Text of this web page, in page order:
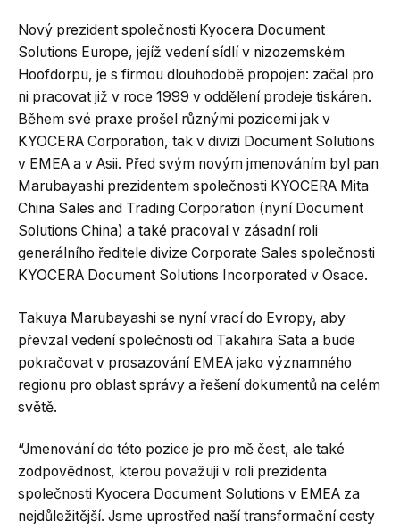
Nový prezident společnosti Kyocera Document
Solutions Europe, jejíž vedení sídlí v nizozemském
Hoofdorpu, je s firmou dlouhodobě propojen: začal pro
ni pracovat již v roce 1999 v oddělení prodeje tiskáren.
Během své praxe prošel různými pozicemi jak v
KYOCERA Corporation, tak v divizi Document Solutions
v EMEA a v Asii. Před svým novým jmenováním byl pan
Marubayashi prezidentem společnosti KYOCERA Mita
China Sales and Trading Corporation (nyní Document
Solutions China) a také pracoval v zásadní roli
generálního ředitele divize Corporate Sales společnosti
KYOCERA Document Solutions Incorporated v Osace.
Takuya Marubayashi se nyní vrací do Evropy, aby
převzal vedení společnosti od Takahira Sata a bude
pokračovat v prosazování EMEA jako významného
regionu pro oblast správy a řešení dokumentů na celém
světě.
“Jmenování do této pozice je pro mě čest, ale také
zodpovědnost, kterou považuji v roli prezidenta
společnosti Kyocera Document Solutions v EMEA za
nejdůležitější. Jsme uprostřed naší transformační cesty